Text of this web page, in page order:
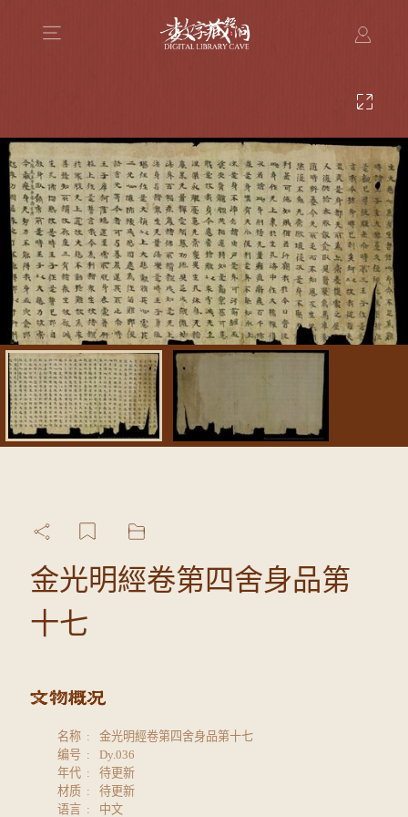
金光明經卷第四舍身品第
十七
名称
金光明經卷第四舍身品第十七
编号
Dy.036
年代
待更新
材质
待更新
语言
中文